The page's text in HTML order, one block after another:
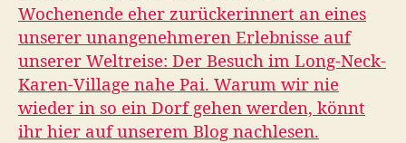
Wochenende eher zurückerinnert an eines
unserer unangenehmeren Erlebnisse auf
unserer Weltreise: Der Besuch im Long-Neck-
Karen-Village nahe Pai. Warum wir nie
wieder in so ein Dorf gehen werden, könnt
ihr hier auf unserem Blog nachlesen.